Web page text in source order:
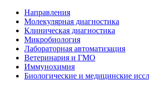
Направления
Молекулярная диагностика
Клиническая диагностика
Микробиология
Лабораторная автоматизация
Ветеринария и ГМО
Иммунохимия
Биологические и медицинские